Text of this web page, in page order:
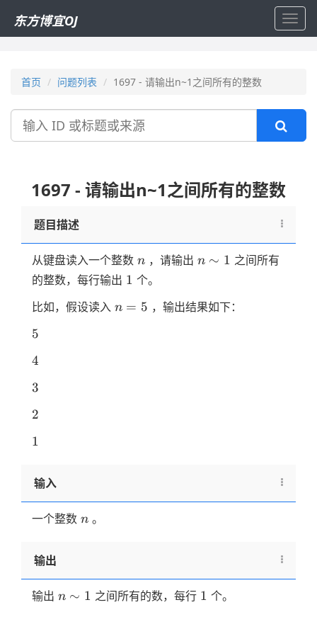
东方博宜OJ
首页 问题列表 1697 - 请输出n~1之间所有的整数
搜
1697 - 请输出n~1之间所有的整数
题目描述
从键盘读入一个整数 n
n ，请输出 n
n ∼ 1 之间所有
的整数，每行输出 1
1 个。
比如，假设读入 n=5
n = 5 ，输出结果如下：
5
5
4
4
3
3
2
2
1
1
输入
一个整数 n
n 。
输出
输出 n
n ∼ 1 之间所有的数，每行 1
1 个。